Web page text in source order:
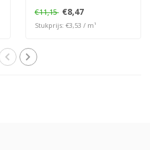
€11,15 €8,47
Stukprijs: €3,53 / m¹